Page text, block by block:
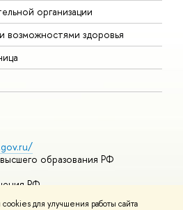
для улучшения работы сайта
организации
возможностями здоровья
образования РФ
РФ